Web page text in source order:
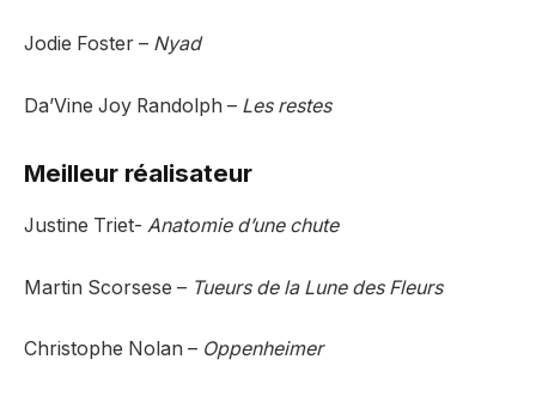
Jodie Foster – Nyad
Da’Vine Joy Randolph – Les restes
Meilleur réalisateur
Justine Triet- Anatomie d’une chute
Martin Scorsese – Tueurs de la Lune des Fleurs
Christophe Nolan – Oppenheimer